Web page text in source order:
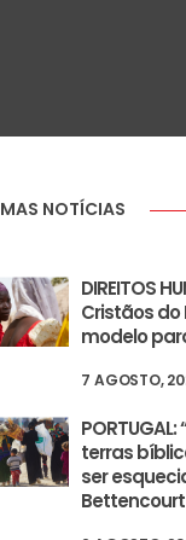
NOTÍCIAS
DIREITOS
Cristãos do
modelo
7 AGOSTO,
terras
ser
Bettencourt